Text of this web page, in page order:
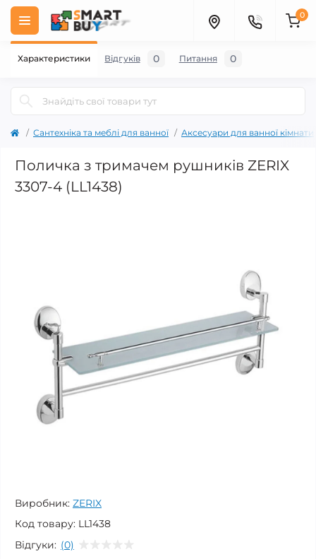
0
Сантехніка та меблі для ванної Аксесуари для ванної кімнати
Поличка з тримачем рушників ZERIX
3307-4 (LL1438)
Виробник: ZERIX
Код товару: LL1438
Відгуки: (0)
Характеристики Відгуків 0 Питання 0